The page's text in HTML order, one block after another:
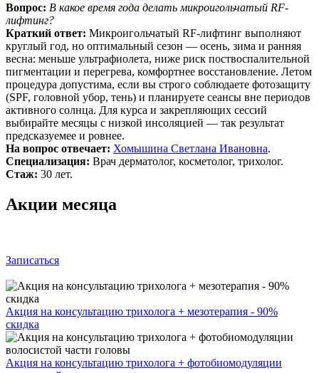
Вопрос: В какое время года делать микроигольчатый RF-
лифтинг?
Краткий ответ: Микроигольчатый RF‑лифтинг выполняют
круглый год, но оптимальный сезон — осень, зима и ранняя
весна: меньше ультрафиолета, ниже риск поствоспалительной
пигментации и перегрева, комфортнее восстановление. Летом
процедура допустима, если вы строго соблюдаете фотозащиту
(SPF, головной убор, тень) и планируете сеансы вне периодов
активного солнца. Для курса и закрепляющих сессий
выбирайте месяцы с низкой инсоляцией — так результат
предсказуемее и ровнее.
На вопрос отвечает: Хомышина Светлана Ивановна.
Специализация: Врач дерматолог, косметолог, трихолог.
Стаж: 30 лет.
Акции месяца
Записаться
Акция на консультацию трихолога + мезотерапия - 90%
скидка
Акция на консультацию трихолога + фотобиомодуляции